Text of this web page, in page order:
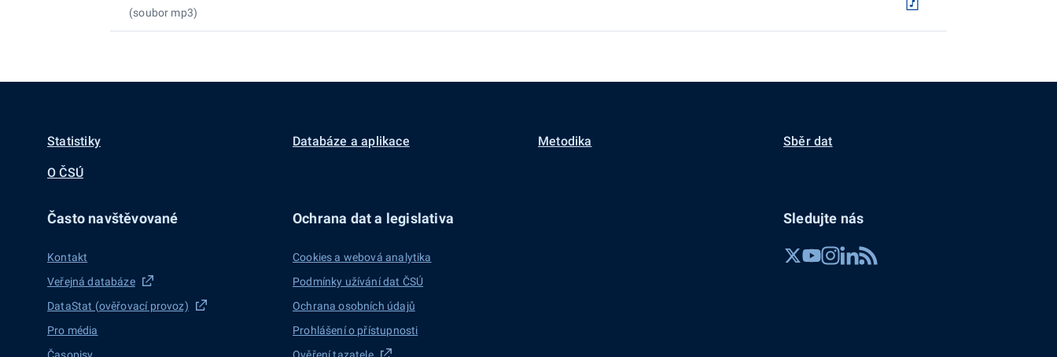
(soubor mp3)
Statistiky Databáze a aplikace Metodika Sběr dat
O ČSÚ
Často navštěvované
Kontakt
Veřejná databáze
DataStat (ověřovací provoz)
Pro média
Ochrana dat a legislativa
Cookies a webová analytika
Podmínky užívání dat ČSÚ
Ochrana osobních údajů
Prohlášení o přístupnosti
Sledujte nás